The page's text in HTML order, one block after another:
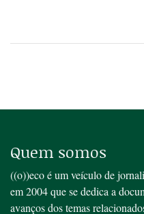
Quem somos
((o))eco é um veículo de
em 2004 que se dedica a
avanços dos temas